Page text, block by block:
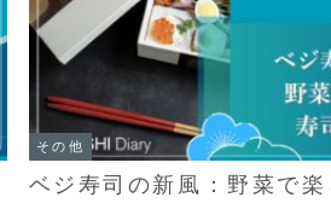
その他
ベジ寿司の新風：野菜で